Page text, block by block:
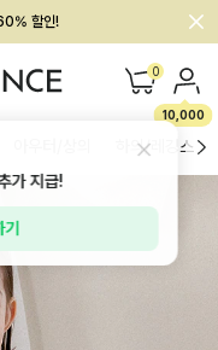
할인!
택 0
10,000
하의/레깅스
가 지급!